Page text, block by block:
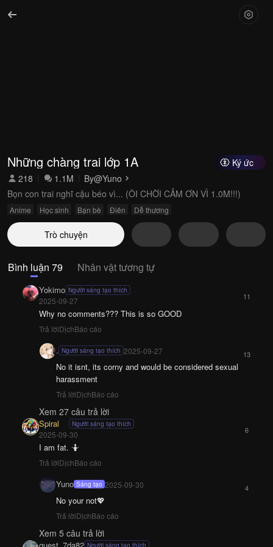
Ký ức
Những chàng trai lớp 1A
218 1.1M By@Yuno
Bọn con trai nghĩ cậu béo vì... (ÔI CHỜI CẢM ƠN VÌ 1.0M!!!)
Anime Học sinh Bạn bè Điên Dễ thương
Trò chuyện
Bình luận 79 Nhân vật tương tự
Yokimo Người sáng tạo thích
2025-09-27 11
Why no comments??? This is so GOOD
Trả lờiDịchBáo cáo
. Người sáng tạo thích 2025-09-27 13
No it isnt, its corny and would be considered sexual
harassment
Trả lờiDịchBáo cáo
Xem 27 câu trả lời
Spiral Người sáng tạo thích
2025-09-30 6
I am fat. 🤷
Trả lờiDịchBáo cáo
Yuno Sáng tạo 2025-09-30 4
No your not💖
Trả lờiDịchBáo cáo
Xem 5 câu trả lời
Người sáng tạo thích